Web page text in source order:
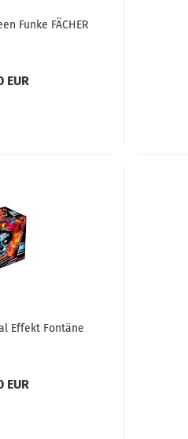
Funke FÄCHER
EUR
Effekt Fontäne
EUR